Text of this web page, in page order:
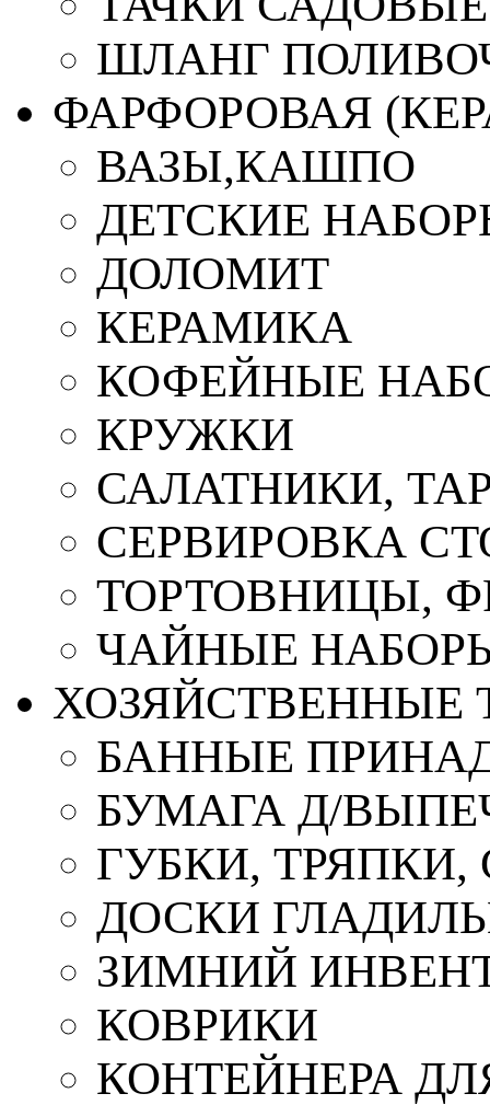
ШЛАНГ
ФАРФОРОВАЯ
ВАЗЫ,КАШПО
ДЕТСКИЕ
ДОЛОМИТ
КЕРАМИКА
КОФЕЙНЫЕ
КРУЖКИ
САЛАТНИКИ,
СЕРВИРОВКА
ТОРТОВНИЦЫ,
ЧАЙНЫЕ
ХОЗЯЙСТВЕННЫЕ
БАННЫЕ
БУМАГА Д/
ГУБКИ,
ДОСКИ
ЗИМНИЙ
КОВРИКИ
КОНТЕЙНЕРА